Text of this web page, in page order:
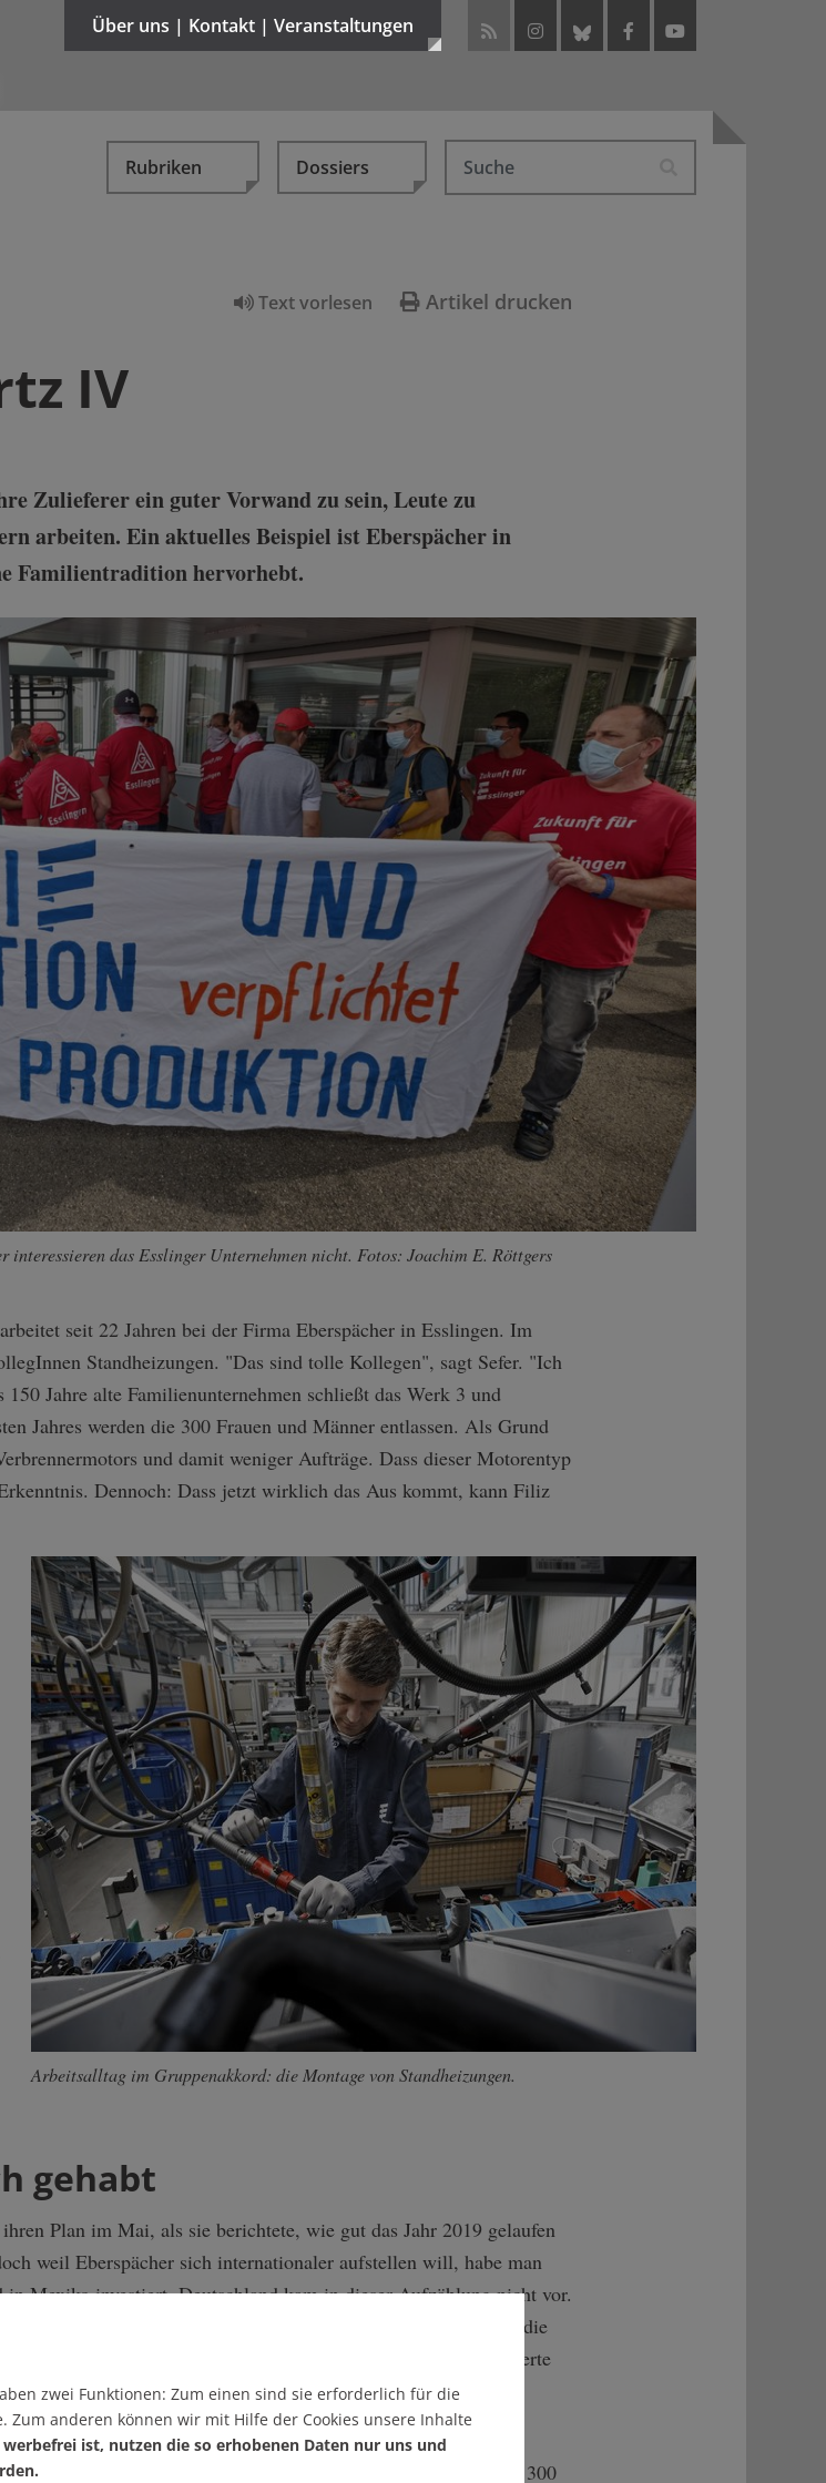
Über uns | Kontakt | Veranstaltungen
Rubriken Dossiers
Text vorlesen Artikel drucken
IV
Zulieferer ein guter Vorwand zu sein, Leute zu
arbeiten. Ein aktuelles Beispiel ist Eberspächer in
Familientradition hervorhebt.
das Esslinger Unternehmen nicht. Fotos: Joachim E. Röttgers
seit 22 Jahren bei der Firma Eberspächer in Esslingen. Im
Standheizungen. "Das sind tolle Kollegen", sagt Sefer. "Ich
Jahre alte Familienunternehmen schließt das Werk 3 und
Jahres werden die 300 Frauen und Männer entlassen. Als Grund
und damit weniger Aufträge. Dass dieser Motorentyp
Dennoch: Dass jetzt wirklich das Aus kommt, kann Filiz
Arbeitsalltag im Gruppenakkord: die Montage von Standheizungen.
gehabt
Plan im Mai, als sie berichtete, wie gut das Jahr 2019 gelaufen
weil Eberspächer sich internationaler aufstellen will, habe man
Mexiko investiert. Deutschland kam in dieser Aufzählung nicht vor.
um es im Unternehmens-Sprech auszudrücken: "Insbesondere die
Vergleich aktuell unter noch höherem Druck." So formulierte
vom Mai. Er bezeichnet es als "erforderliche
in Esslingen geschlossen wird.
Welche "erforderlichen Veränderungen" sich daraus für die 300
zwei Funktionen: Zum einen sind sie erforderlich für die
anderen können wir mit Hilfe der Cookies unsere Inhalte
ist, nutzen die so erhobenen Daten nur uns und